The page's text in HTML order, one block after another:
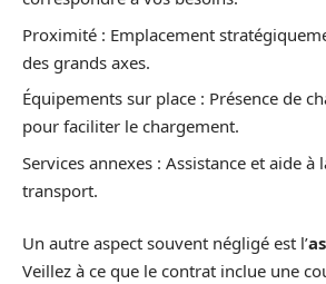
Proximité : Emplacement
des grands axes.
Équipements sur place : Présence de
pour faciliter le chargement.
Services annexes : Assistance et aide
transport.
Un autre aspect souvent négligé est l’
Veillez à ce que le contrat inclue une